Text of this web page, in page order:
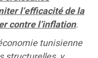
l’efficacité de la
contre l’inflation.
tunisienne